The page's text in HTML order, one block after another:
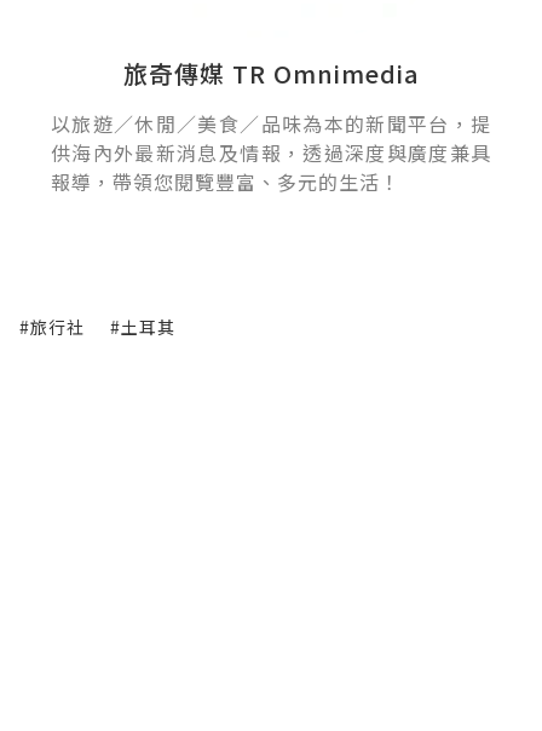
旅奇傳媒 TR Omnimedia
以旅遊／休閒／美食／品味為本的新聞平台，提
供海內外最新消息及情報，透過深度與廣度兼具
報導，帶領您閱覽豐富、多元的生活！
#旅行社 #土耳其